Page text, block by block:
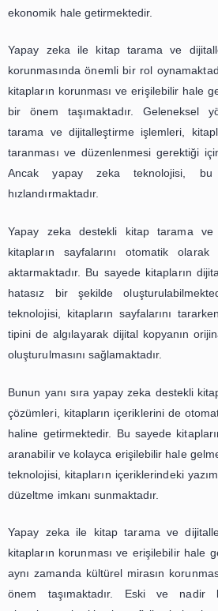
çözümlerinin daha da gelişerek,
Yapay Zeka
Dijitalleştirme:
Devrim Yaratıyor
Günümüzde teknolojinin
tarama ve dijitalleştirme
dünyasına büyük bir devrim
tarama ve dijitalleştirme
hayatını kolaylaştırmakla
de arttırmaktadır.
Geleneksel yöntemlerle kitap
oldukça zaman alıcı ve zahmetli
destekli sistemler sayesinde, bu
şekilde gerçekleştirilebilmektedir.
tarayıp dijital ortama
yapabilmektedirler. Böylece
eğitim faaliyetlerine daha fazla
Yapay zeka destekli kitap